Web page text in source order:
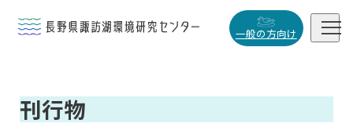


研究活動
一般の方向け 
刊行物